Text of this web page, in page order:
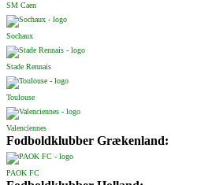
SM Caen
Sochaux
Stade Rennais
Toulouse
Valenciennes
Fodboldklubber Grækenland:
PAOK FC